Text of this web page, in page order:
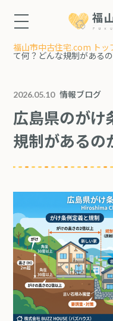
福山市中古住宅.com トッ
て何？どんな規制があるの
2026.05.10 情報ブログ
広島県のがけ
規制があるの